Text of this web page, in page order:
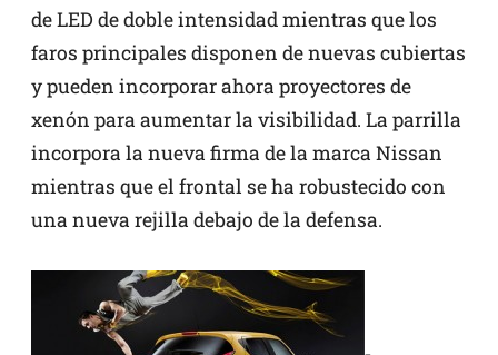
de LED de doble intensidad mientras que los
faros principales disponen de nuevas cubiertas
y pueden incorporar ahora proyectores de
xenón para aumentar la visibilidad. La parrilla
incorpora la nueva firma de la marca Nissan
mientras que el frontal se ha robustecido con
una nueva rejilla debajo de la defensa.